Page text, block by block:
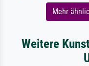
Mehr
Weitere